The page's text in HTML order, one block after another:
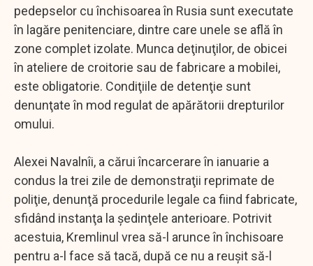
pedepselor cu închisoarea în Rusia sunt executate
în lagăre penitenciare, dintre care unele se află în
zone complet izolate. Munca deţinuţilor, de obicei
în ateliere de croitorie sau de fabricare a mobilei,
este obligatorie. Condiţiile de detenţie sunt
denunţate în mod regulat de apărătorii drepturilor
omului.
Alexei Navalnîi, a cărui încarcerare în ianuarie a
condus la trei zile de demonstraţii reprimate de
poliţie, denunţă procedurile legale ca fiind fabricate,
sfidând instanţa la şedinţele anterioare. Potrivit
acestuia, Kremlinul vrea să-l arunce în închisoare
pentru a-l face să tacă, după ce nu a reuşit să-l